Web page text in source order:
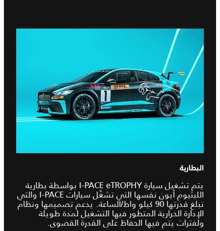
البطارية
يتم تشغيل سيارة I‑PACE eTROPHY بواسطة بطارية
الليثيوم أيون نفسها التي تشغّل سيارات I‑PACE والتي
تبلغ قدرتها 90 كيلو واط/الساعة. يدعم تصميمها ونظام
الإدارة الحرارية المتطور فيها التشغيل لمدة طويلة
ولفترات يتم فيها الحفاظ على القدرة القصوى.